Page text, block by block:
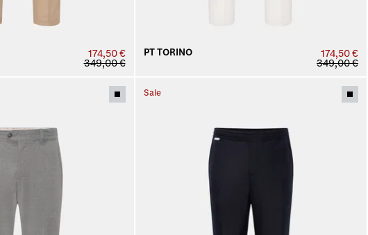
174,50 €
349,00 €
PT TORINO
174,50 €
349,00 €
Sale